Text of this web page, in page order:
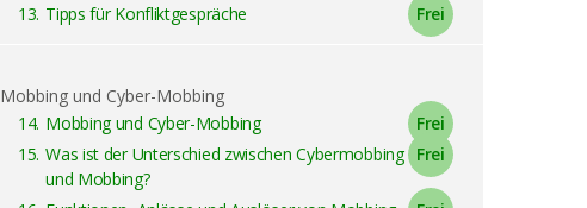
13. Tipps für Konfliktgespräche
Mobbing und Cyber-Mobbing
14. Mobbing und Cyber-Mobbing
15. Was ist der Unterschied zwischen Cybermobbing
und Mobbing?